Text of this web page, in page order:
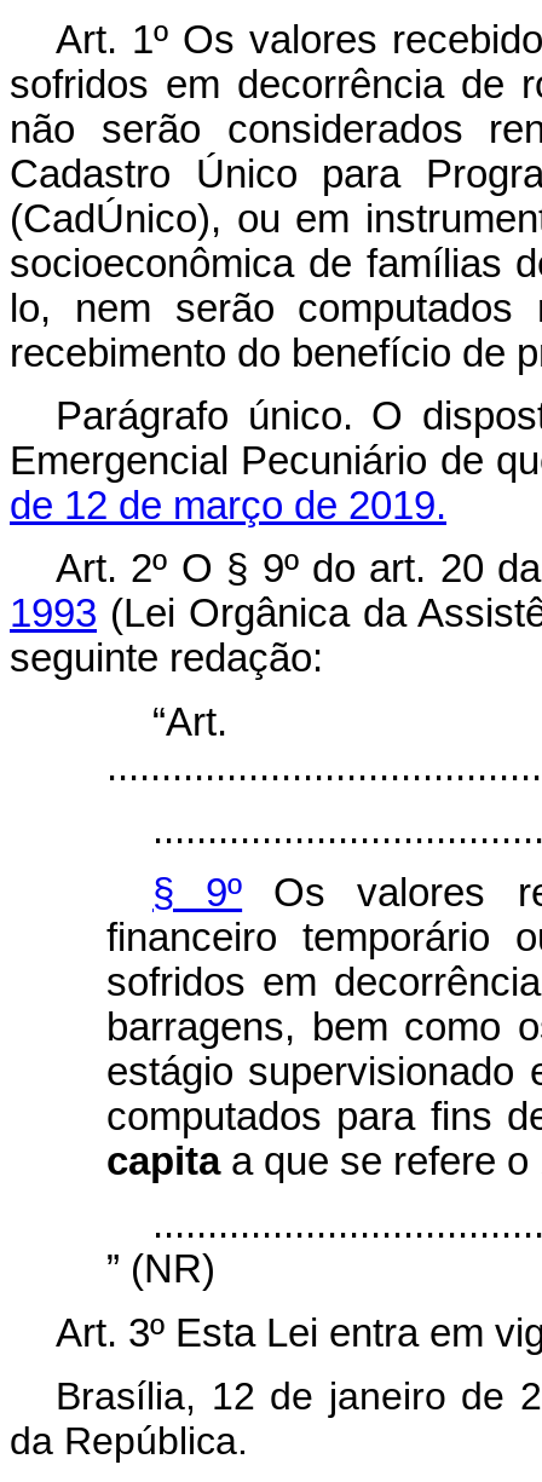
Art. 1º Os valores
sofridos em decorrência de
não serão considerados
Cadastro Único para
(CadÚnico), ou em
socioeconômica de famílias
lo, nem serão
recebimento do benefício de
Parágrafo único. O
Emergencial Pecuniário de
de 12 de março de 2019.
Art. 2º O § 9º do art. 20
1993 (Lei Orgânica da
seguinte redação:
§ 9º Os valores
financeiro temporário
sofridos em
barragens, bem como
estágio supervisionado
computados para fins
capitaa que se refere o
” (NR)
Art. 3º Esta Lei entra em
Brasília, 12 de janeiro de
da República.